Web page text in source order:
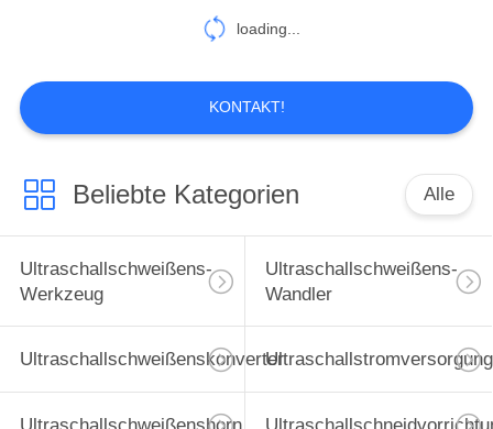
loading...
KONTAKT!
Beliebte Kategorien Alle
Ultraschallschweißens-
Werkzeug
Ultraschallschweißens-
Wandler
UltraschallschweißenskonverterUltraschallstromversorgung